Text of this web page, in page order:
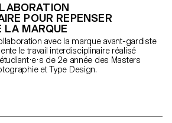
POUR REPENSER
LA MARQUE
avec la marque avant-gardiste
le travail interdisciplinaire réalisé
de 2e année des Masters
et Type Design.